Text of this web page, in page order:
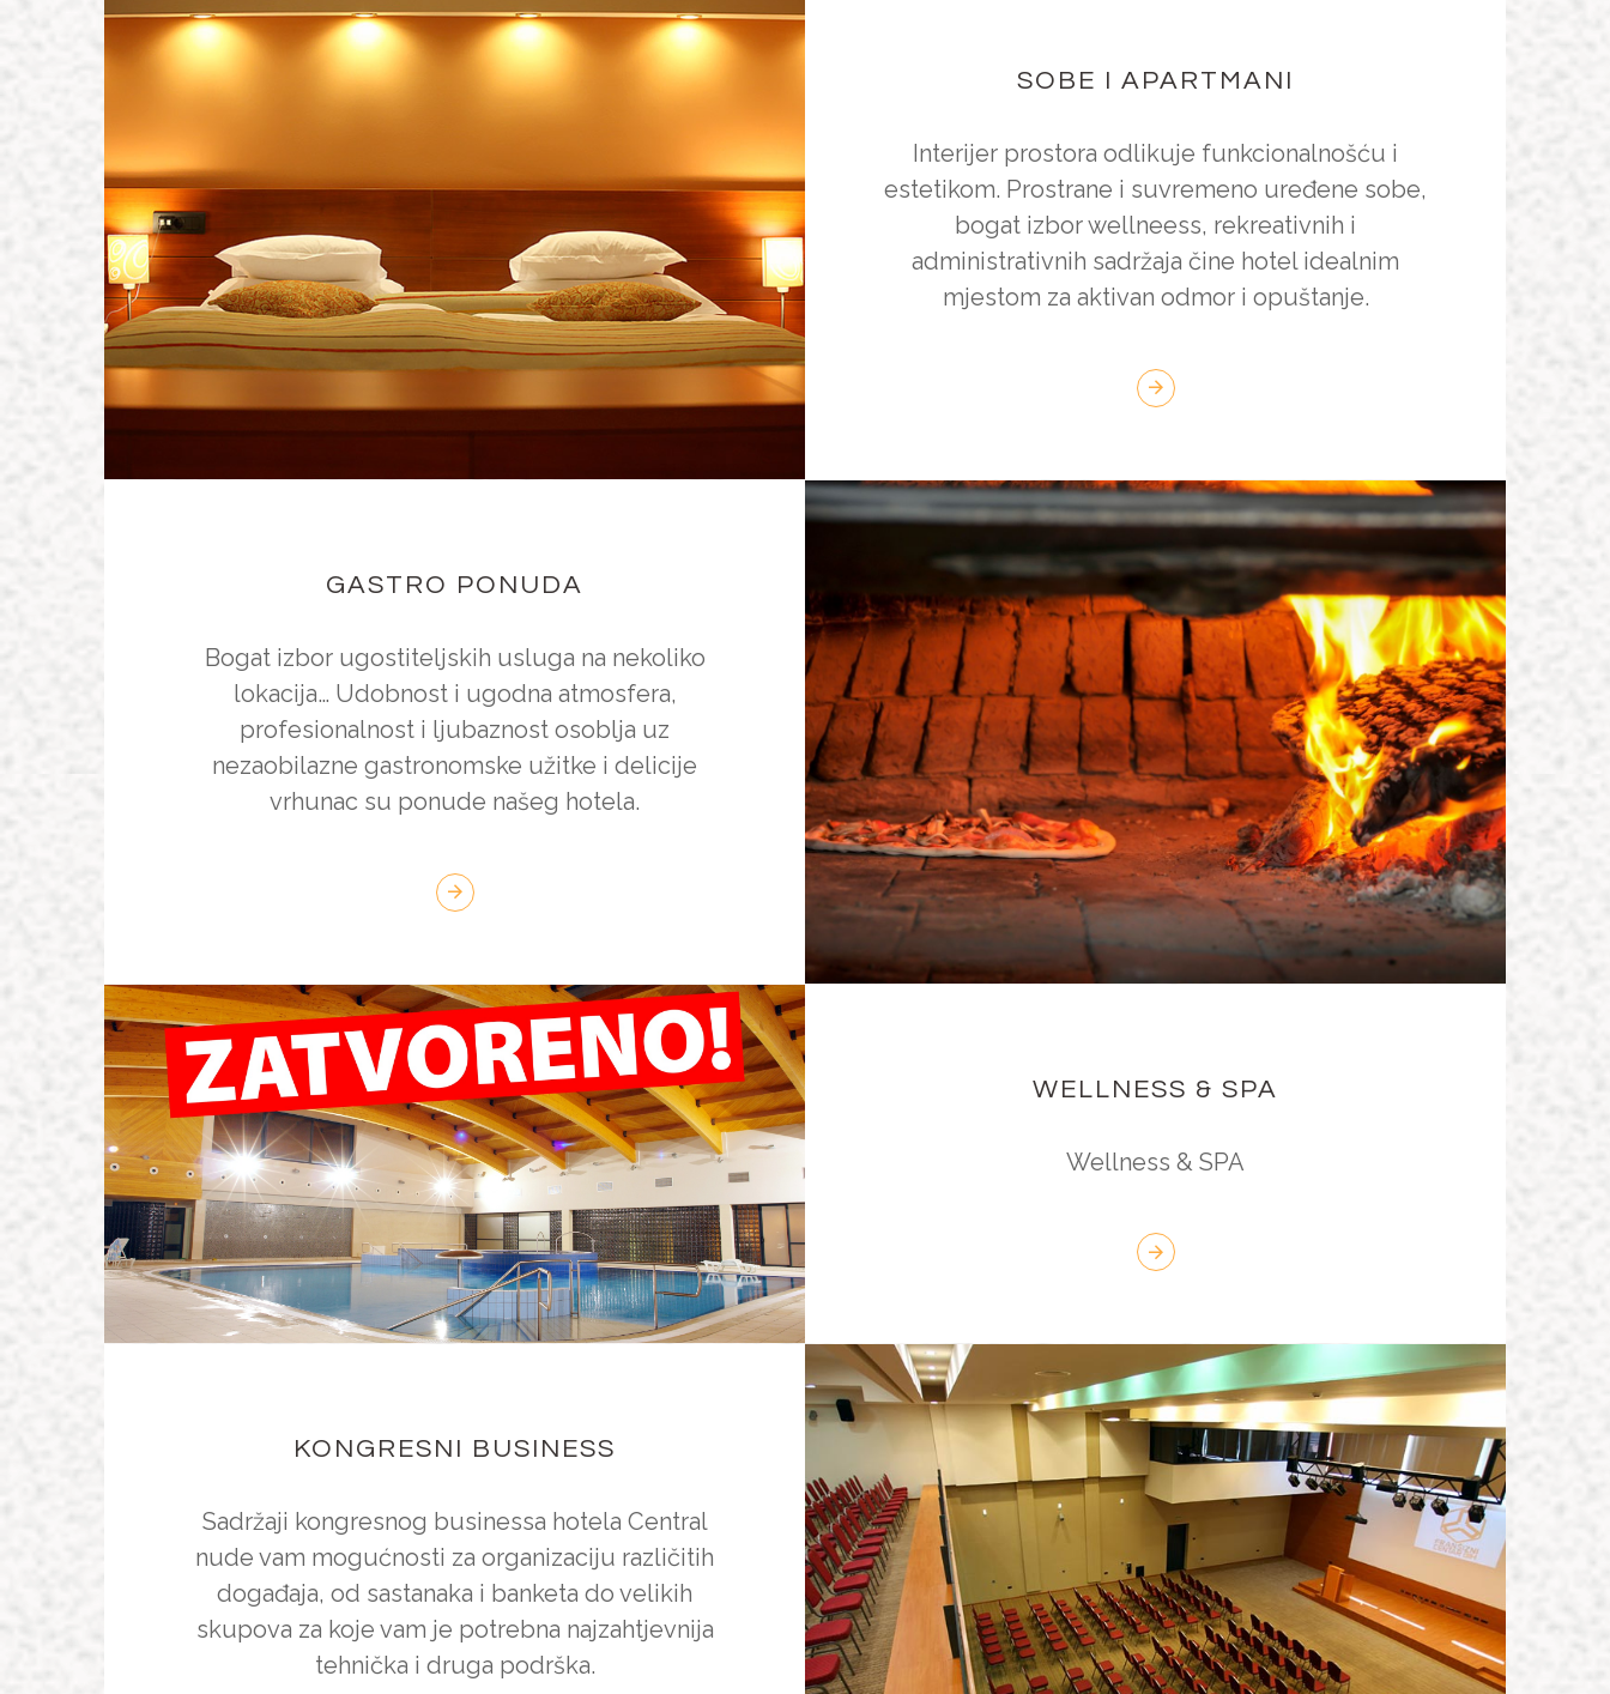
SOBE I APARTMANI
Interijer prostora odlikuje funkcionalnošću i
estetikom. Prostrane i suvremeno uređene sobe,
bogat izbor wellneess, rekreativnih i
administrativnih sadržaja čine hotel idealnim
mjestom za aktivan odmor i opuštanje.
GASTRO PONUDA
Bogat izbor ugostiteljskih usluga na nekoliko
lokacija… Udobnost i ugodna atmosfera,
profesionalnost i ljubaznost osoblja uz
nezaobilazne gastronomske užitke i delicije
vrhunac su ponude našeg hotela.
WELLNESS & SPA
Wellness & SPA
KONGRESNI BUSINESS
Sadržaji kongresnog businessa hotela Central
nude vam mogućnosti za organizaciju različitih
događaja, od sastanaka i banketa do velikih
skupova za koje vam je potrebna najzahtjevnija
tehnička i druga podrška.